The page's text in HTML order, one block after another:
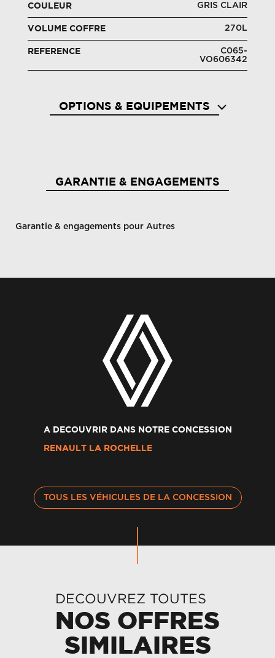
COULEUR GRIS CLAIR
VOLUME COFFRE 270L
REFERENCE
C065-
VO606342
OPTIONS & EQUIPEMENTS
GARANTIE & ENGAGEMENTS
Garantie & engagements pour Autres
A DECOUVRIR DANS NOTRE CONCESSION
RENAULT LA ROCHELLE
TOUS LES VÉHICULES DE LA CONCESSION
DECOUVREZ TOUTES
NOS OFFRES
SIMILAIRES